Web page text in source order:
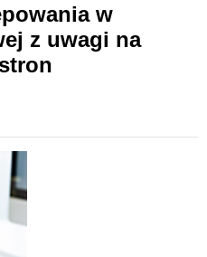
w
z uwagi na